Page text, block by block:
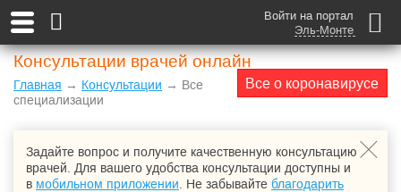
Войти на портал
Эль-Монте
Консультации врачей онлайн
Все о коронавирусе
Главная → Консультации → Все
специализации
Задайте вопрос и получите качественную консультацию
врачей. Для вашего удобства консультации доступны и
в мобильном приложении . Не забывайте благодарить